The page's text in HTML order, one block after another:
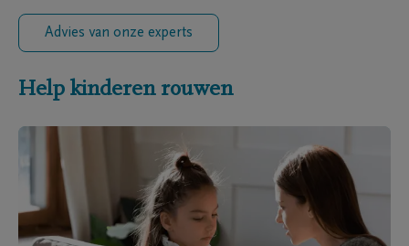
Advies van onze experts
Help kinderen rouwen